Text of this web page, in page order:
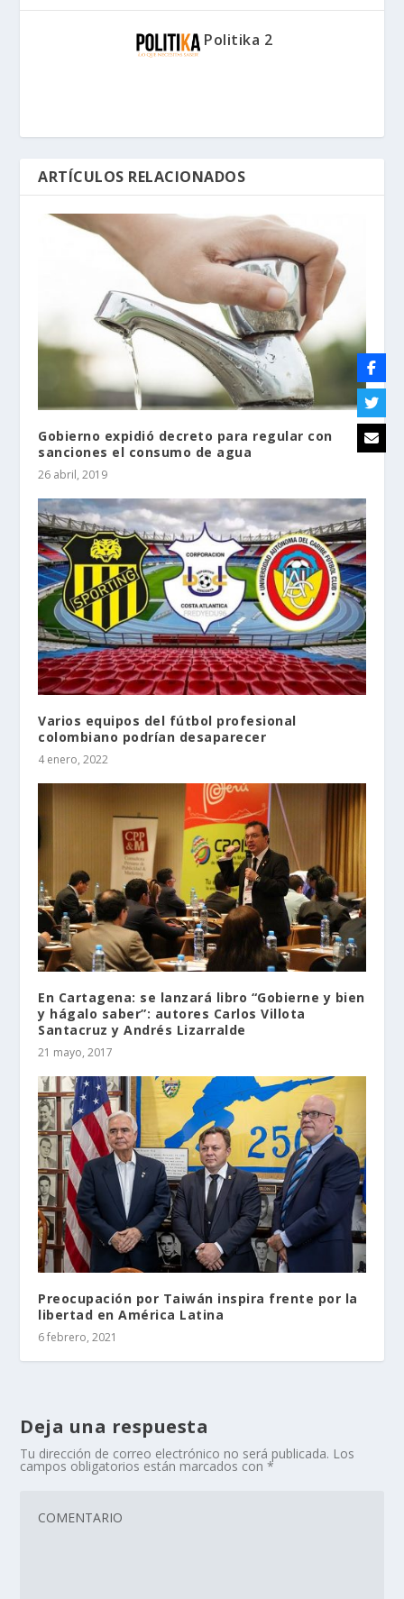
Politika 2
ARTÍCULOS RELACIONADOS
Gobierno expidió decreto para regular con
sanciones el consumo de agua
26 abril, 2019
Varios equipos del fútbol profesional
colombiano podrían desaparecer
4 enero, 2022
En Cartagena: se lanzará libro “Gobierne y bien
y hágalo saber”: autores Carlos Villota
Santacruz y Andrés Lizarralde
21 mayo, 2017
Preocupación por Taiwán inspira frente por la
libertad en América Latina
6 febrero, 2021
Deja una respuesta
Tu dirección de correo electrónico no será publicada. Los
campos obligatorios están marcados con*